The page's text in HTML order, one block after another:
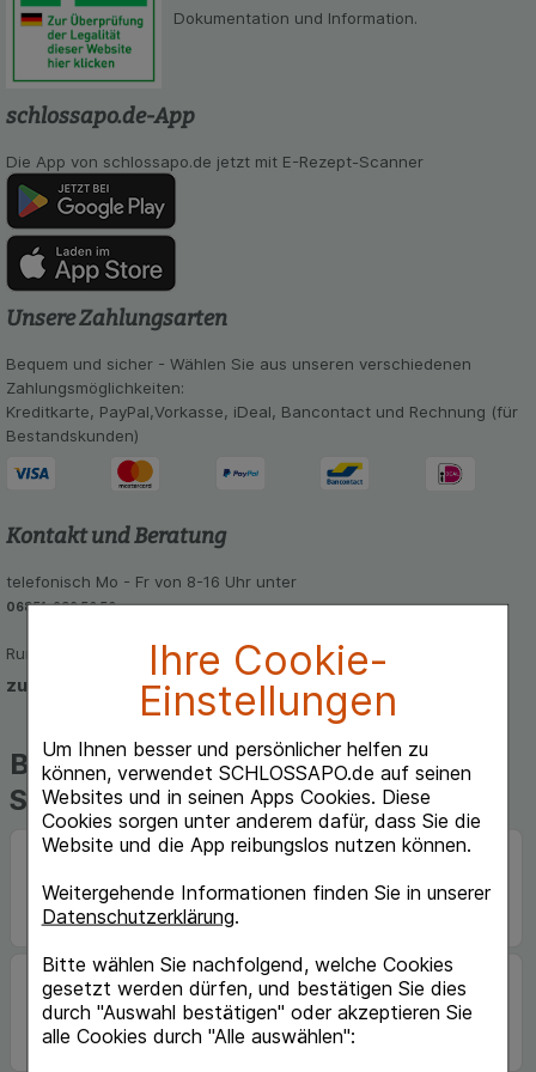
Ihre Cookie-
Einstellungen
Um Ihnen besser und persönlicher helfen zu
können, verwendet SCHLOSSAPO.de auf seinen
Websites und in seinen Apps Cookies. Diese
Cookies sorgen unter anderem dafür, dass Sie die
Website und die App reibungslos nutzen können.
Weitergehende Informationen finden Sie in unserer
Datenschutzerklärung.
Bitte wählen Sie nachfolgend, welche Cookies
gesetzt werden dürfen, und bestätigen Sie dies
durch "Auswahl bestätigen" oder akzeptieren Sie
alle Cookies durch "Alle auswählen":
Dokumentation und Information.
schlossapo.de-App
Die App von schlossapo.de jetzt mit E-Rezept-Scanner
Unsere Zahlungsarten
Bequem und sicher - Wählen Sie aus unseren verschiedenen
Zahlungsmöglichkeiten:
Kreditkarte, PayPal,Vorkasse, iDeal, Bancontact und Rechnung (für
Bestandskunden)
Kontakt und Beratung
telefonisch Mo - Fr von 8-16 Uhr unter
06851-939 56 56
Rund um die Uhr per E-Mail
zum Kontaktformular
Beliebte Marken auf
Schlossapo.de